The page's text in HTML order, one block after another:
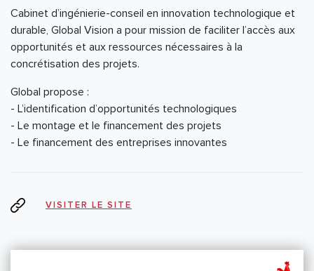
Cabinet d’ingénierie-conseil en innovation technologique et
durable, Global Vision a pour mission de faciliter l’accès aux
opportunités et aux ressources nécessaires à la
concrétisation des projets.
Global propose :
- L’identification d’opportunités technologiques
- Le montage et le financement des projets
- Le financement des entreprises innovantes
VISITER LE SITE